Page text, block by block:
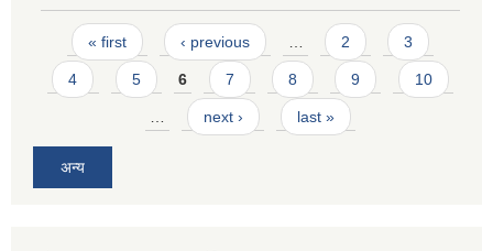
Pages
« first ‹ previous 2 3
4 5 6 7 8 9 10
next › last »
अन्य